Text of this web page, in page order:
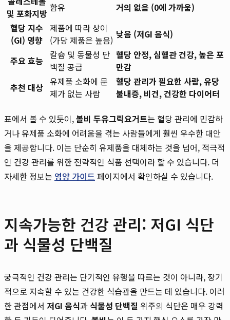
및 포화지방 함유
거의 없음 (0에 가까움)
혈당 지수
(GI) 영향
제품에 따라 상이
(가당 제품은 높음) 낮음 (저GI 음식)
주요 효능
칼슘 및 동물성 단
백질 공급
혈당 안정, 심혈관 건강, 높은 포
만감
추천 대상 유제품 소화에 문
제가 없는 사람
혈당 관리가 필요한 사람, 유당
불내증, 비건, 건강한 다이어터
표에서 볼 수 있듯이,볼비 두유그릭요거트는 혈당 관리에 민감하
거나 유제품 소화에 어려움을 겪는 사람들에게 훨씬 우수한 대안
을 제공합니다. 이는 단순히 유제품을 대체하는 것을 넘어, 적극적
인 건강 관리를 위한 전략적인 식품 선택이라 할 수 있습니다. 더
자세한 정보는 영양 가이드 페이지에서 확인하실 수 있습니다.
지속가능한 건강 관리: 저GI 식단
과 식물성 단백질
궁극적인 건강 관리는 단기적인 유행을 따르는 것이 아니라, 장기
적으로 지속할 수 있는 건강한 식습관을 만드는 데 있습니다. 이러
한 관점에서 저GI 음식과 식물성 단백질 위주의 식단은 매우 강력